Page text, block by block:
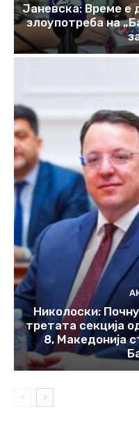
Јаневска: Време е
злоупотреба на
Николоски:
третата секција
8, Македонија